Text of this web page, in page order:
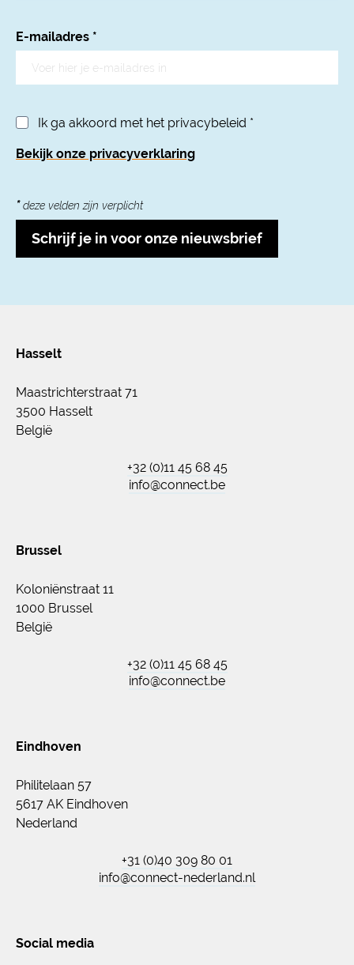
E-mailadres *
Ik ga akkoord met het privacybeleid *
Bekijk onze privacyverklaring
*deze velden zijn verplicht
Schrijf je in voor onze nieuwsbrief
Hasselt
Maastrichterstraat 71
3500 Hasselt
België
+32 (0)11 45 68 45
info@connect.be
Brussel
Koloniënstraat 11
1000 Brussel
België
+32 (0)11 45 68 45
info@connect.be
Eindhoven
Philitelaan 57
5617 AK Eindhoven
Nederland
+31 (0)40 309 80 01
info@connect-nederland.nl
Social media